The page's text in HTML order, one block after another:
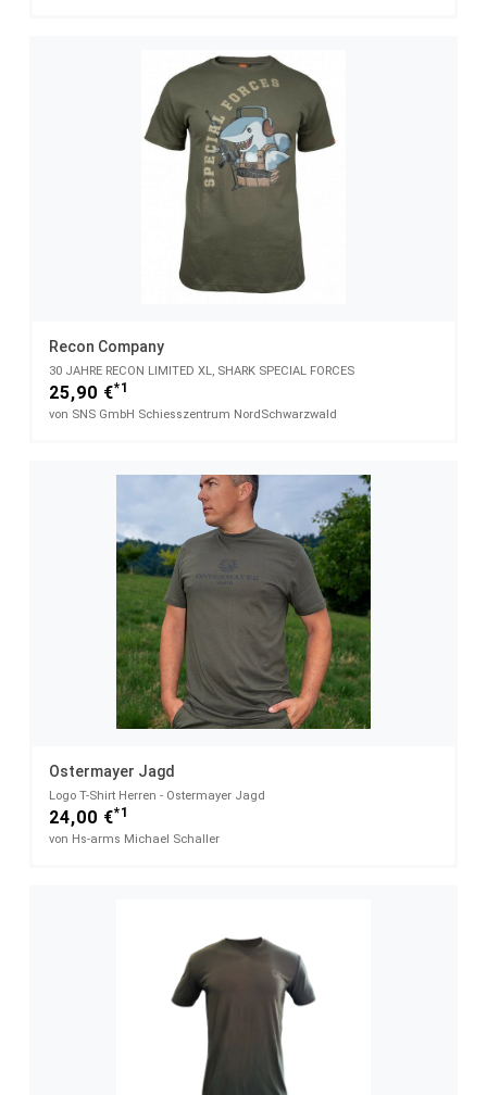
Recon Company
30 JAHRE RECON LIMITED XL, SHARK SPECIAL FORCES
25,90 €*1
von SNS GmbH Schiesszentrum NordSchwarzwald
Ostermayer Jagd
Logo T-Shirt Herren - Ostermayer Jagd
24,00 €*1
von Hs-arms Michael Schaller